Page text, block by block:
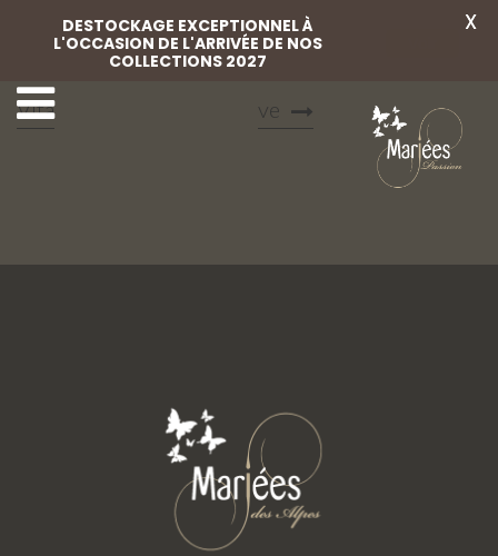
21 Mariées Passion
Vita
1 Mariées Passion Festi
ve
DESTOCKAGE EXCEPTIONNEL À
L'OCCASION DE L'ARRIVÉE DE NOS
COLLECTIONS 2027
X